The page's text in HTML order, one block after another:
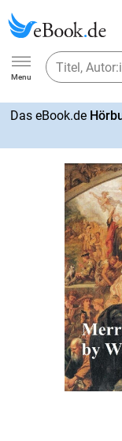
Ebook.de
Menu
Das eBook.de